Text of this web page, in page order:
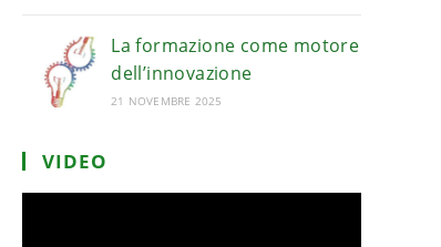
La formazione come motore
dell’innovazione
21 NOVEMBRE 2025
VIDEO